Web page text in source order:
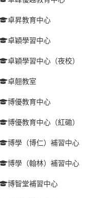
卓昇教育中心
卓穎學習中心
卓穎學習中心（夜校）
卓翹教室
博優教育中心
博優教育中心（紅磡）
博學（博仁）補習中心
博學（翰林）補習中心
博智堂補習中心